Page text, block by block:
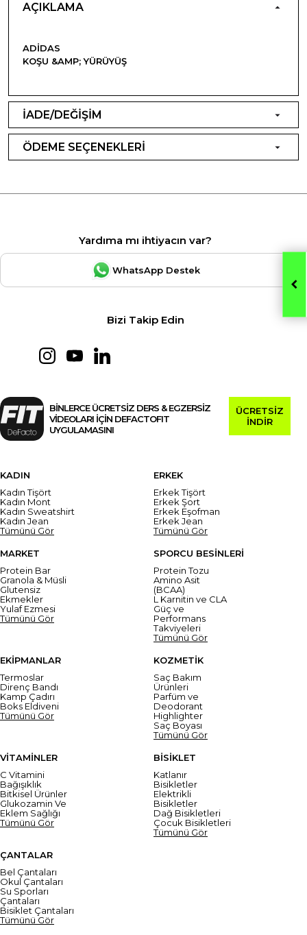
AÇIKLAMA
ADIDAS
KOŞU &AMP; YÜRÜYÜŞ
İADE/DEĞİŞİM
ÖDEME SEÇENEKLERİ
Yardıma mı ihtiyacın var?
WhatsApp Destek
Bizi Takip Edin
BİNLERCE ÜCRETSİZ DERS & EGZERSİZ
VİDEOLARI İÇİN DEFACTOFIT
UYGULAMASINI
ÜCRETSİZ
İNDİR
KADIN
Kadın Tişört
Kadın Mont
Kadın Sweatshirt
Kadın Jean
Tümünü Gör
ERKEK
Erkek Tişört
Erkek Şort
Erkek Eşofman
Erkek Jean
Tümünü Gör
MARKET
Protein Bar
Granola & Müsli
Glutensiz
Ekmekler
Yulaf Ezmesi
Tümünü Gör
SPORCU BESİNLERİ
Protein Tozu
Amino Asit
(BCAA)
L Karnitin ve CLA
Güç ve
Performans
Takviyeleri
Tümünü Gör
EKİPMANLAR
Termoslar
Direnç Bandı
Kamp Çadırı
Boks Eldiveni
Tümünü Gör
KOZMETİK
Saç Bakım
Ürünleri
Parfüm ve
Deodorant
Highlighter
Saç Boyası
Tümünü Gör
VİTAMİNLER
C Vitamini
Bağışıklık
Bitkisel Ürünler
Glukozamin Ve
Eklem Sağlığı
Tümünü Gör
BİSİKLET
Katlanır
Bisikletler
Elektrikli
Bisikletler
Dağ Bisikletleri
Çocuk Bisikletleri
Tümünü Gör
ÇANTALAR
Bel Çantaları
Okul Çantaları
Su Sporları
Çantaları
Bisiklet Çantaları
Tümünü Gör